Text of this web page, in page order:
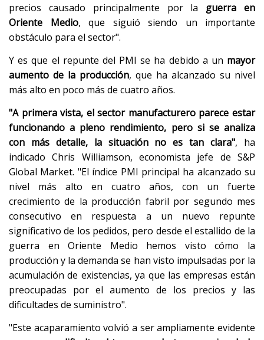
precios causado principalmente por la guerra en
Oriente Medio, que siguió siendo un importante
obstáculo para el sector".
Y es que el repunte del PMI se ha debido a un mayor
aumento de la producción, que ha alcanzado su nivel
más alto en poco más de cuatro años.
"A primera vista, el sector manufacturero parece estar
funcionando a pleno rendimiento, pero si se analiza
con más detalle, la situación no es tan clara", ha
indicado Chris Williamson, economista jefe de S&P
Global Market. "El índice PMI principal ha alcanzado su
nivel más alto en cuatro años, con un fuerte
crecimiento de la producción fabril por segundo mes
consecutivo en respuesta a un nuevo repunte
significativo de los pedidos, pero desde el estallido de la
guerra en Oriente Medio hemos visto cómo la
producción y la demanda se han visto impulsadas por la
acumulación de existencias, ya que las empresas están
preocupadas por el aumento de los precios y las
dificultades de suministro".
"Este acaparamiento volvió a ser ampliamente evidente